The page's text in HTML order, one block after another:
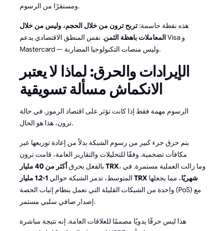
ومستقرًا من الرسوم.
هذه نقطة حاسمة:تربح ترون من خلال الحجم، وليس من خلال
المعاملات باهظة الثمن. نفس المنطق الاقتصادي يدعم Visa و
Mastercard — وليس منصات التكنولوجيا المضاربة.
الإيرادات والحرق: لماذا لا يعتبر
الانكماش مسألة تسويقية
الرسوم مهمة فقط إذا كانت تؤثر على اقتصاد الرموز. في حالة
ترون، هذا هو الحال.
يتم حرق جزء كبير من رسوم الشبكة بدلاً من إعادة توزيعها عبر
مكافآت تضخمية. وفقًا للتحليلات والتقارير العامة، قامت ترون
بالفعل بحرق أكثر من 40 مليار TRX، وما زالت العملية مستمرة. في
المتوسط، تدمر الشبكة حوالي
1-1.2 مليار TRX شهريًا، مما يجعلها
واحدة من الشبكات القليلة التي تعمل بنظام إثبات الحصة (PoS) مع
إصدار صافي سلبي مستمر.
هذا ليس حرقًا يدويًا مصممًا للعلاقات العامة. إنه نتيجة مباشرة